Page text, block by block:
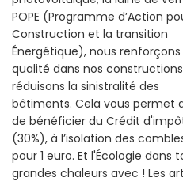
POPE (Programme d’Action
Construction et la transition
Énergétique), nous renforçons
qualité dans nos
réduisons la sinistralité des
bâtiments. Cela vous permet
de bénéficier du Crédit
(30%), à l’isolation des
pour 1 euro. Et l'Écologie dans
grandes chaleurs avec ! Les